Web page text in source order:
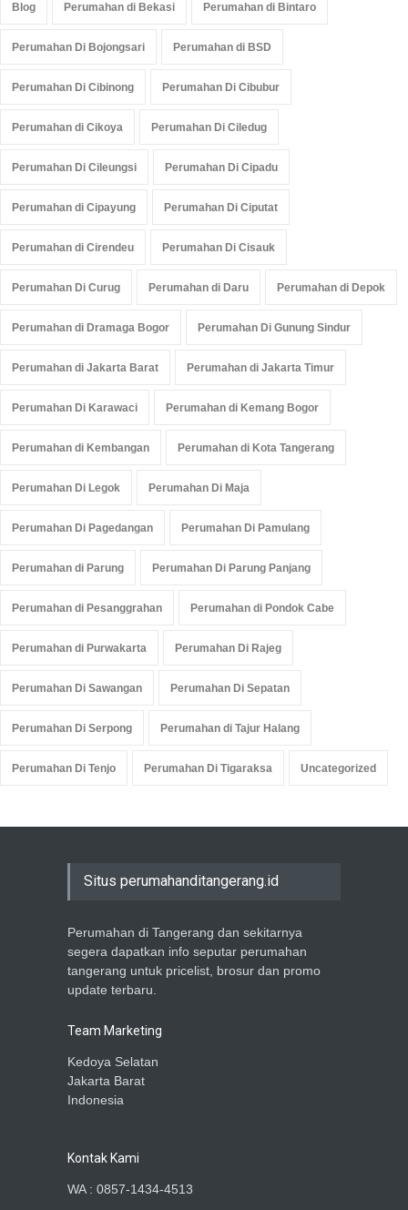
Blog Perumahan di Bekasi Perumahan di Bintaro
Perumahan Di Bojongsari Perumahan di BSD
Perumahan Di Cibinong Perumahan Di Cibubur
Perumahan di Cikoya Perumahan Di Ciledug
Perumahan Di Cileungsi Perumahan Di Cipadu
Perumahan di Cipayung Perumahan Di Ciputat
Perumahan di Cirendeu Perumahan Di Cisauk
Perumahan Di Curug Perumahan di Daru Perumahan di Depok
Perumahan di Dramaga Bogor Perumahan Di Gunung Sindur
Perumahan di Jakarta Barat Perumahan di Jakarta Timur
Perumahan Di Karawaci Perumahan di Kemang Bogor
Perumahan di Kembangan Perumahan di Kota Tangerang
Perumahan Di Legok Perumahan Di Maja
Perumahan Di Pagedangan Perumahan Di Pamulang
Perumahan di Parung Perumahan Di Parung Panjang
Perumahan di Pesanggrahan Perumahan di Pondok Cabe
Perumahan di Purwakarta Perumahan Di Rajeg
Perumahan Di Sawangan Perumahan Di Sepatan
Perumahan Di Serpong Perumahan di Tajur Halang
Perumahan Di Tenjo Perumahan Di Tigaraksa Uncategorized
Situs perumahanditangerang.id
Perumahan di Tangerang dan sekitarnya
segera dapatkan info seputar perumahan
tangerang untuk pricelist, brosur dan promo
update terbaru.
Team Marketing
Kedoya Selatan
Jakarta Barat
Indonesia
Kontak Kami
WA : 0857-1434-4513